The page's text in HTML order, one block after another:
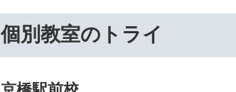
個別教室のトライ